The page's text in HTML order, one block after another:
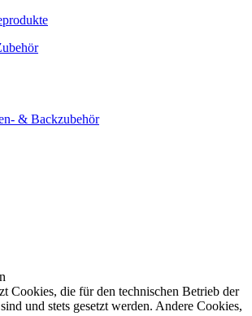
& Backzubehör
Cookies, die für den technischen Betrieb der
und stets gesetzt werden. Andere Cookies,